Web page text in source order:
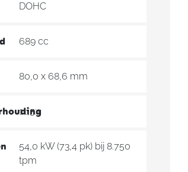
DOHC
689 cc
80,0 x 68,6 mm
11,5:1
54,0 kW (73,4 pk) bij 8.750
tpm